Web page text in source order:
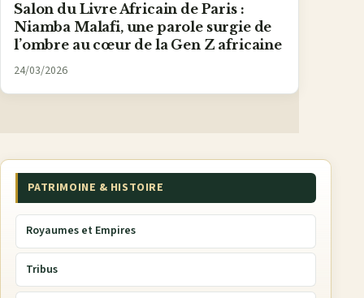
Salon du Livre Africain de Paris :
Niamba Malafi, une parole surgie de
l’ombre au cœur de la Gen Z africaine
24/03/2026
PATRIMOINE & HISTOIRE
Royaumes et Empires
Tribus